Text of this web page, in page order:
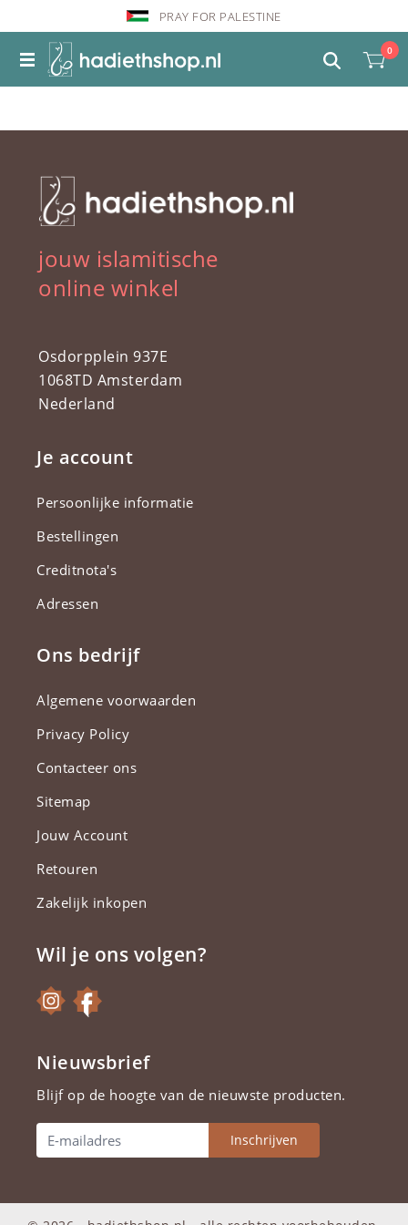
PRAY FOR PALESTINE
0
jouw islamitische
online winkel
Osdorpplein 937E
1068TD Amsterdam
Nederland
Je account
Persoonlijke informatie
Bestellingen
Creditnota's
Adressen
Ons bedrijf
Algemene voorwaarden
Privacy Policy
Contacteer ons
Sitemap
Jouw Account
Retouren
Zakelijk inkopen
Wil je ons volgen?
Nieuwsbrief
Blijf op de hoogte van de nieuwste producten.
Inschrijven